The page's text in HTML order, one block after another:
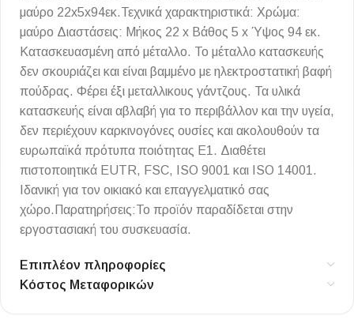
μαύρο 22x5x94εκ.Τεχνικά χαρακτηριστικά: Χρώμα:
μαύρο Διαστάσεις: Μήκος 22 x Βάθος 5 x Ύψος 94 εκ.
Κατασκευασμένη από μέταλλο. Το μέταλλο κατασκευής
δεν σκουριάζει και είναι βαμμένο με ηλεκτροστατική βαφή
πούδρας. Φέρει έξι μεταλλικους γάντζους. Τα υλικά
κατασκευής είναι αβλαβή για το περιβάλλον και την υγεία,
δεν περιέχουν καρκινογόνες ουσίες και ακολουθούν τα
ευρωπαϊκά πρότυπα ποιότητας Ε1. Διαθέτει
πιστοποιητικά EUTR, FSC, ISO 9001 και ISO 14001.
Ιδανική για τον οικιακό και επαγγελματικό σας
χώρο.Παρατηρήσεις:Το προϊόν παραδίδεται στην
εργοστασιακή του συσκευασία.
Επιπλέον πληροφορίες
Κόστος Μεταφορικών